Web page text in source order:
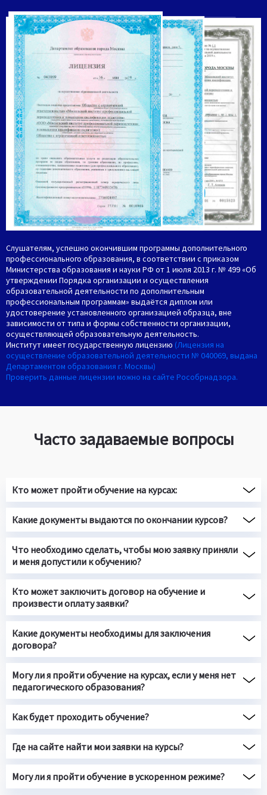
Слушателям, успешно окончившим программы дополнительного
профессионального образования, в соответствии с приказом
Министерства образования и науки РФ от 1 июля 2013 г. № 499 «Об
утверждении Порядка организации и осуществления
образовательной деятельности по дополнительным
профессиональным программам» выдаётся диплом или
удостоверение установленного организацией образца, вне
зависимости от типа и формы собственности организации,
осуществляющей образовательную деятельность.
Институт имеет государственную лицензию (Лицензия на
осуществление образовательной деятельности № 040069, выдана
Департаментом образования г. Москвы)
Проверить данные лицензии можно на сайте Рособрнадзора.
Часто задаваемые вопросы
Кто может пройти обучение на курсах:
Какие документы выдаются по окончании курсов?
Что необходимо сделать, чтобы мою заявку приняли
и меня допустили к обучению?
Кто может заключить договор на обучение и
произвести оплату заявки?
Какие документы необходимы для заключения
договора?
Могу ли я пройти обучение на курсах, если у меня нет
педагогического образования?
Как будет проходить обучение?
Где на сайте найти мои заявки на курсы?
Могу ли я пройти обучение в ускоренном режиме?